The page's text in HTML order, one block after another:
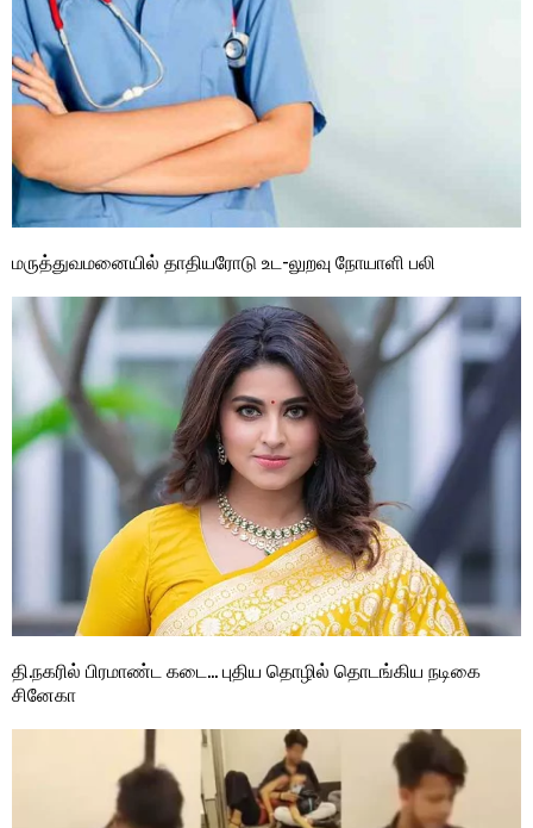
மருத்துவமனையில் தாதியரோடு உட-லுறவு நோயாளி பலி
தி.நகரில் பிரமாண்ட கடை… புதிய தொழில் தொடங்கிய நடிகை
சினேகா